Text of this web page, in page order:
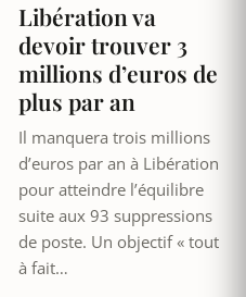
Libération va
devoir trouver 3
millions d’euros de
plus par an
Il manquera trois millions
d’euros par an à Libération
pour atteindre l’équilibre
suite aux 93 suppressions
de poste. Un objectif « tout
à fait…